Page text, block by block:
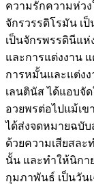
ความรักความห่ว
จักรวรรดิโรมัน เป็
เป็นจักรพรรดินีแห่
และการแต่งงาน
การหมั้นและแต่ง
เลนตินัส ได้แอบจั
อวยพรต่อไปแม้เข
ได้ส่งจดหมายฉบับสุ
ด้วยความเสียสล
นั้น และทำให้นิกา
กุมภาพันธ์ เป็นวัน